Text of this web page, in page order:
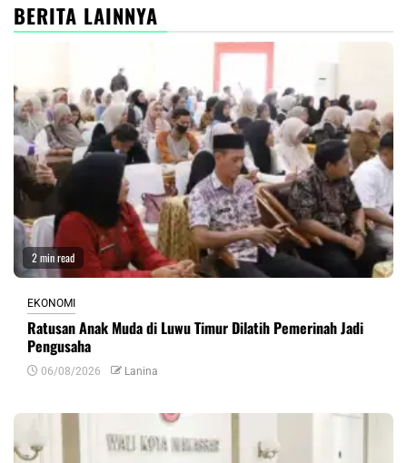
BERITA LAINNYA
2 min read
EKONOMI
Ratusan Anak Muda di Luwu Timur Dilatih Pemerinah Jadi
Pengusaha
06/08/2026 Lanina